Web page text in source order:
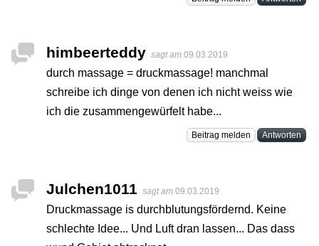
himbeerteddy sagt am 09.03.2019
durch massage = druckmassage! manchmal
schreibe ich dinge von denen ich nicht weiss wie
ich die zusammengewürfelt habe...
Beitrag melden Antworten
Julchen1011 sagt am 09.03.2019
Druckmassage is durchblutungsfördernd. Keine
schlechte Idee... Und Luft dran lassen... Das dass